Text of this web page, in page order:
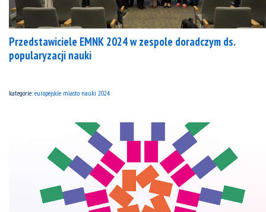
Przedstawiciele EMNK 2024 w zespole doradczym ds.
popularyzacji nauki
kategorie: europejskie miasto nauki 2024